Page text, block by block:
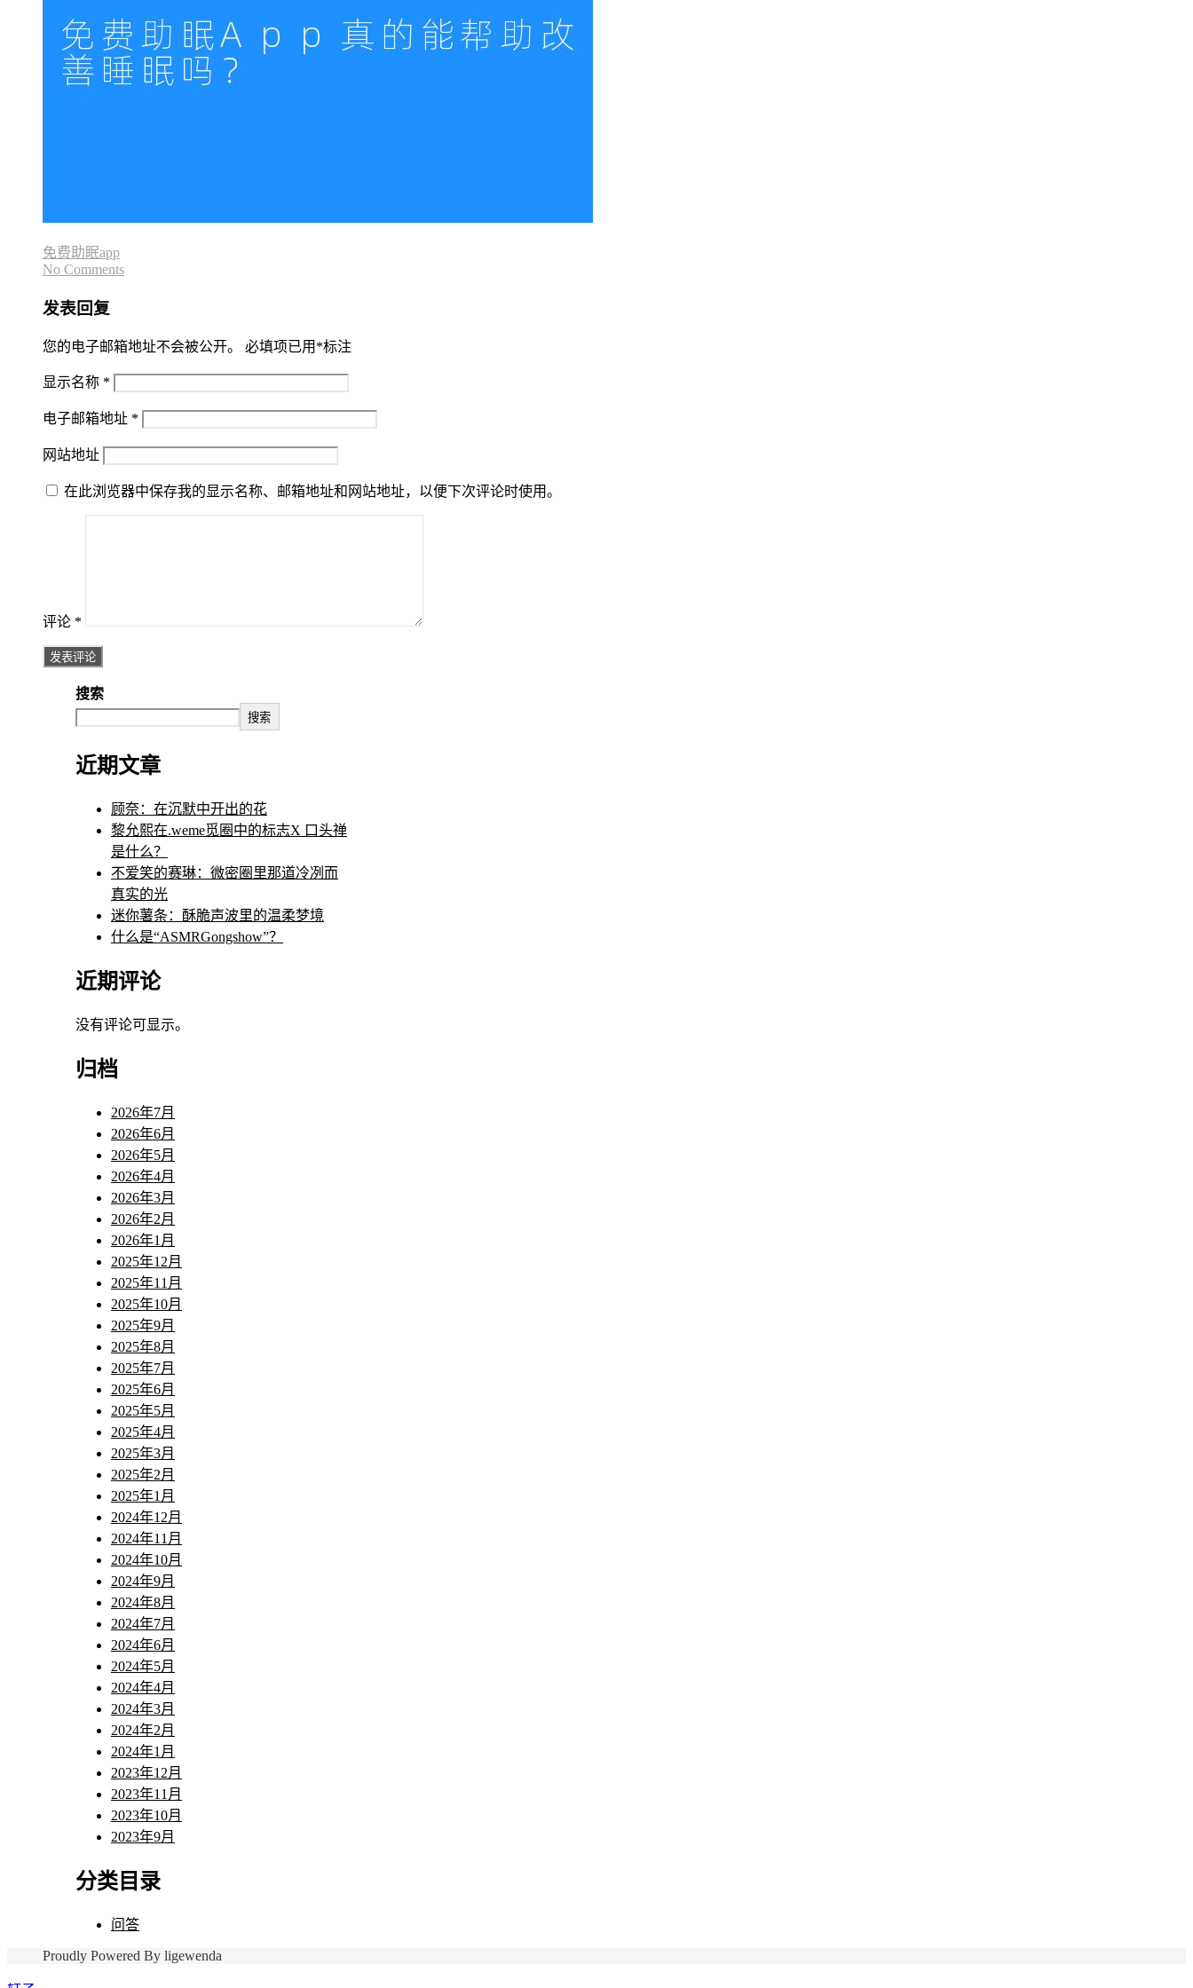
免费助眠app
No Comments
发表回复
您的电子邮箱地址不会被公开。 必填项已用 *标注
显示名称 *
电子邮箱地址 *
网站地址
在此浏览器中保存我的显示名称、邮箱地址和网站地址，以便下次评论时使用。
评论 *
搜索
搜索
近期文章
顾奈：在沉默中开出的花
黎允熙在.weme觅圈中的标志X 口头禅
是什么？
不爱笑的赛琳：微密圈里那道冷冽而
真实的光
迷你薯条：酥脆声波里的温柔梦境
什么是“ASMRGongshow”？
近期评论
没有评论可显示。
归档
2026年7月
2026年6月
2026年5月
2026年4月
2026年3月
2026年2月
2026年1月
2025年12月
2025年11月
2025年10月
2025年9月
2025年8月
2025年7月
2025年6月
2025年5月
2025年4月
2025年3月
2025年2月
2025年1月
2024年12月
2024年11月
2024年10月
2024年9月
2024年8月
2024年7月
2024年6月
2024年5月
2024年4月
2024年3月
2024年2月
2024年1月
2023年12月
2023年11月
2023年10月
2023年9月
分类目录
问答
Proudly Powered By ligewenda